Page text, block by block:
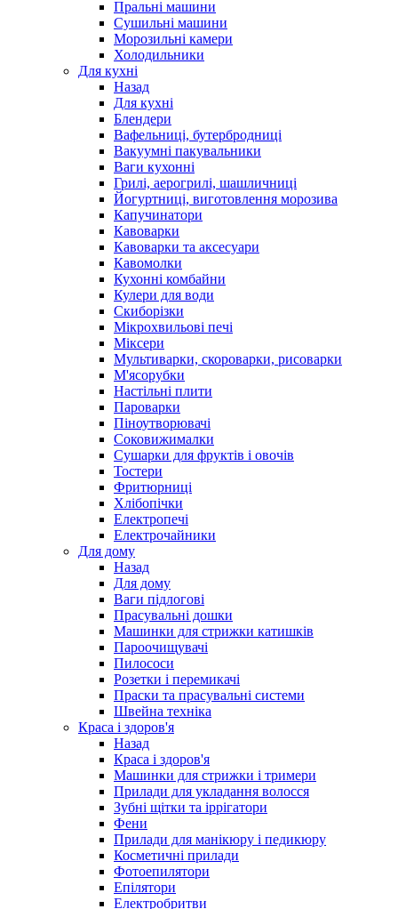
Пральні машини
Сушильні машини
Морозильні камери
Холодильники
Для кухні
Назад
Для кухні
Блендери
Вафельниці, бутербродниці
Вакуумні пакувальники
Ваги кухонні
Грилі, аерогрилі, шашличниці
Йогуртниці, виготовлення морозива
Капучинатори
Кавоварки
Кавоварки та аксесуари
Кавомолки
Кухонні комбайни
Кулери для води
Скиборізки
Мікрохвильові печі
Міксери
Мультиварки, скороварки, рисоварки
М'ясорубки
Настільні плити
Пароварки
Піноутворювачі
Соковижималки
Сушарки для фруктів і овочів
Тостери
Фритюрниці
Хлібопічки
Електропечі
Електрочайники
Для дому
Назад
Для дому
Ваги підлогові
Прасувальні дошки
Машинки для стрижки катишків
Пароочищувачі
Пилососи
Розетки і перемикачі
Праски та прасувальні системи
Швейна техніка
Краса і здоров'я
Назад
Краса і здоров'я
Машинки для стрижки і тримери
Прилади для укладання волосся
Зубні щітки та іррігатори
Фени
Прилади для манікюру і педикюру
Косметичні прилади
Фотоепилятори
Епілятори
Електробритви